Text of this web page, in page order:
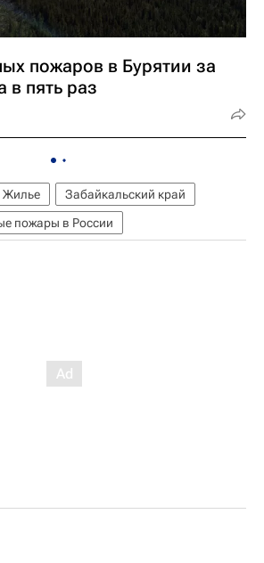
пожаров в Бурятии за
в пять раз
Жилье
Забайкальский край
пожары в России